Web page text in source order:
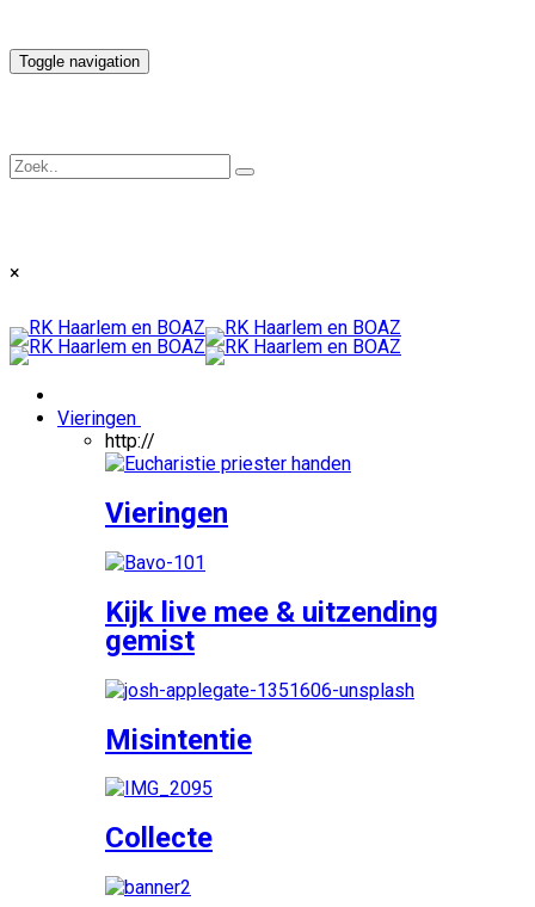
Toggle navigation
×
Vieringen
http://
Vieringen
Kijk live mee & uitzending
gemist
Misintentie
Collecte